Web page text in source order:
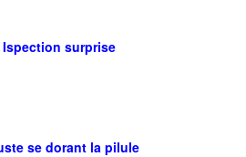
surprise
se dorant la pilule